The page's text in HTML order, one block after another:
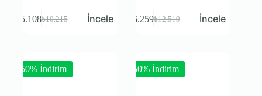
₺10.215
5.108 ₺12.519
6.259
-50% İndirim -50% İndirim